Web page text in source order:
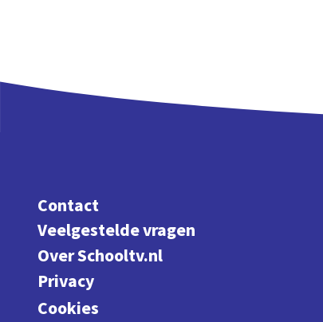
Contact
Veelgestelde vragen
Over Schooltv.nl
Privacy
Cookies